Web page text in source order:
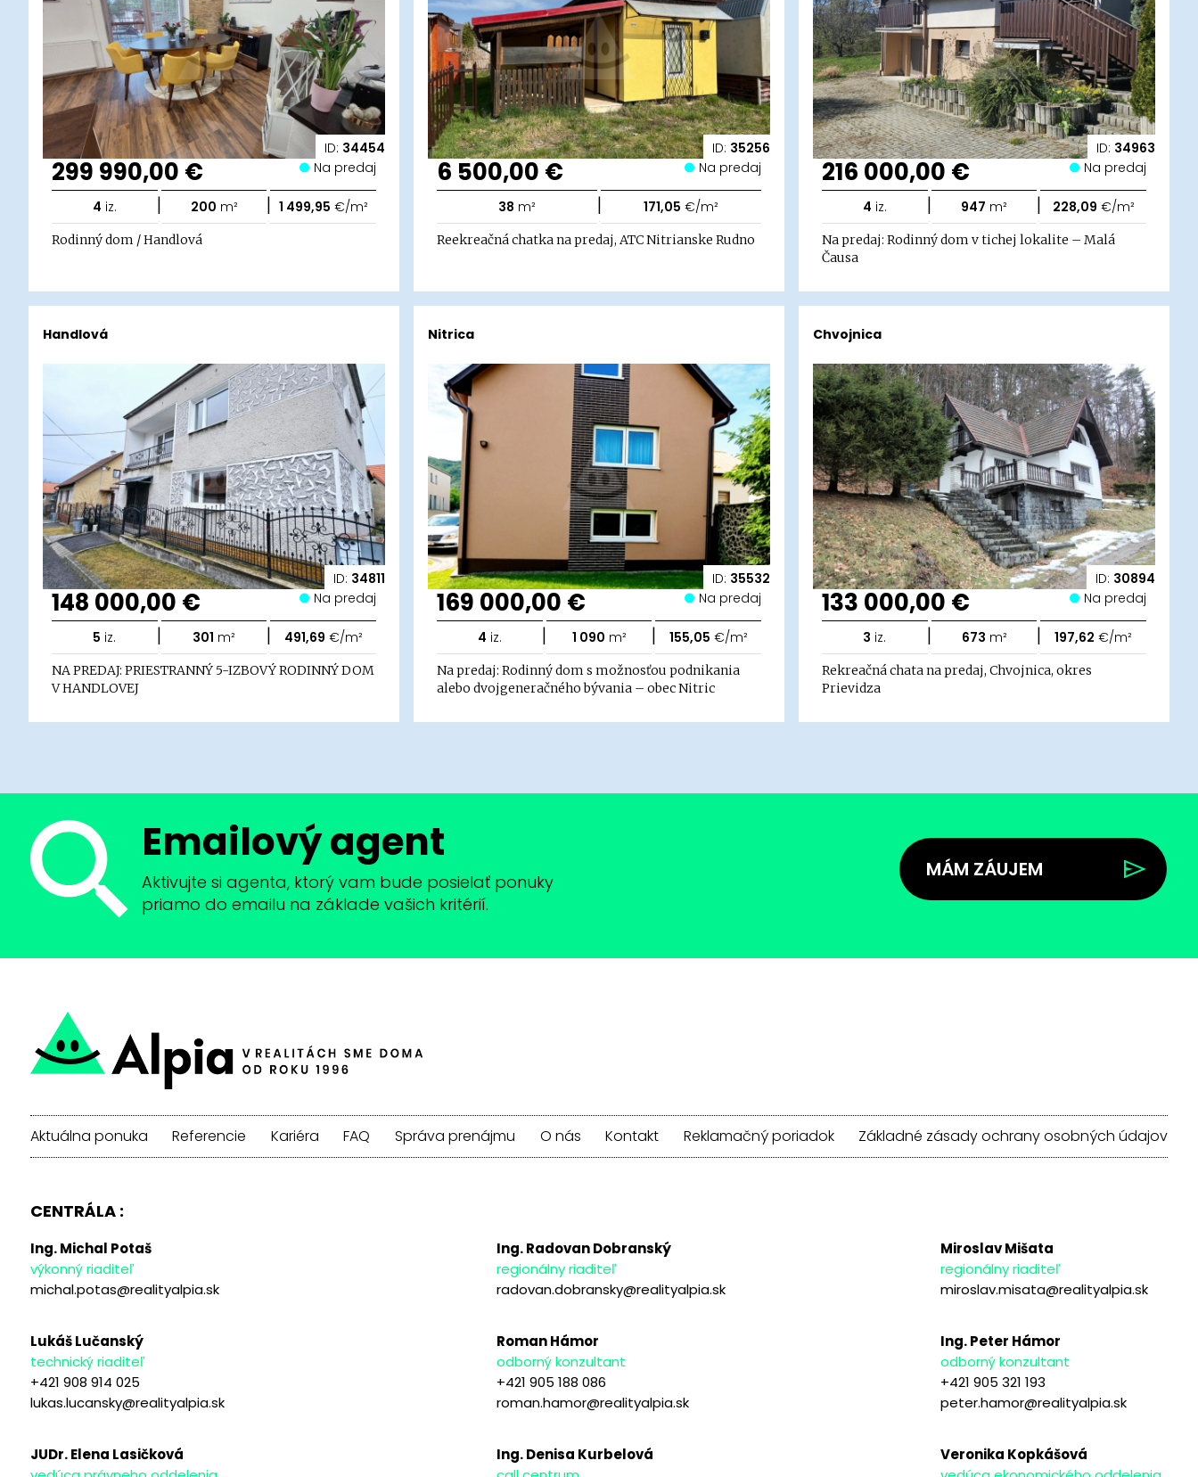
ID: 34454
299 990,00 € Na predaj
4 iz. | 200 m² | 1 499,95 €/m²
Rodinný dom / Handlová
ID: 35256
6 500,00 € Na predaj
38 m² | 171,05 €/m²
Reekreačná chatka na predaj, ATC Nitrianske Rudno
ID: 34963
216 000,00 € Na predaj
4 iz. | 947 m² | 228,09 €/m²
Na predaj: Rodinný dom v tichej lokalite – Malá
Čausa
ID: 34811
Handlová
148 000,00 € Na predaj
5 iz. | 301 m² | 491,69 €/m²
NA PREDAJ: PRIESTRANNÝ 5-IZBOVÝ RODINNÝ DOM
V HANDLOVEJ
ID: 35532
Nitrica
169 000,00 € Na predaj
4 iz. | 1 090 m² | 155,05 €/m²
Na predaj: Rodinný dom s možnosťou podnikania
alebo dvojgeneračného bývania – obec Nitric
ID: 30894
Chvojnica
133 000,00 € Na predaj
3 iz. | 673 m² | 197,62 €/m²
Rekreačná chata na predaj, Chvojnica, okres
Prievidza
Emailový agent
Aktivujte si agenta, ktorý vam bude posielať ponuky
priamo do emailu na základe vašich kritérií.
MÁM ZÁUJEM
Aktuálna ponuka Referencie Kariéra FAQ Správa prenájmu O nás Kontakt Reklamačný poriadok Základné zásady ochrany osobných údajov
CENTRÁLA :
Ing. Michal Potaš
výkonný riaditeľ
michal.potas@realityalpia.sk
Ing. Radovan Dobranský
regionálny riaditeľ
radovan.dobransky@realityalpia.sk
Miroslav Mišata
regionálny riaditeľ
miroslav.misata@realityalpia.sk
Lukáš Lučanský
technický riaditeľ
+421 908 914 025
lukas.lucansky@realityalpia.sk
Roman Hámor
odborný konzultant
+421 905 188 086
roman.hamor@realityalpia.sk
Ing. Peter Hámor
odborný konzultant
+421 905 321 193
peter.hamor@realityalpia.sk
JUDr. Elena Lasičková
Ing. Denisa Kurbelová
Veronika Kopkášová